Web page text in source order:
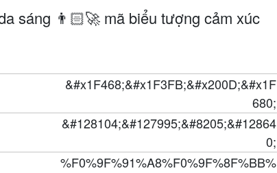
sáng 👨🏻‍🚀 mã biểu tượng cảm xúc
&#x1F468;&#x1F3FB;&#x200D;&#x1F
680;
&#128104;&#127995;&#8205;&#12864
0;
%F0%9F%91%A8%F0%9F%8F%BB%